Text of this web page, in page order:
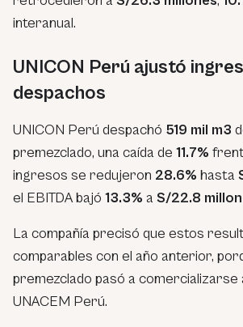
interanual.
UNICON Perú ajustó
despachos
UNICON Perú despachó 519 mil m3
premezclado, una caída de 11.7%
ingresos se redujeron 28.6% hasta
el EBITDA bajó 13.3% a S/22.8
La compañía precisó que estos
comparables con el año anterior,
premezclado pasó a comercializarse
UNACEM Perú.